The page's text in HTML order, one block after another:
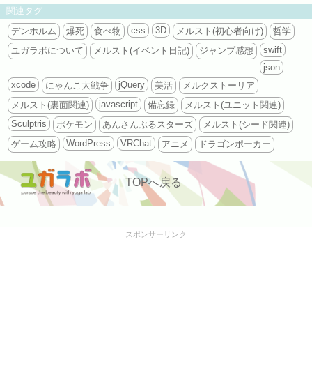
関連タグ
デンホルム
爆死 食べ物 css 3D メルスト(初心者向け)
哲学
ユガラボについて
メルスト(イベント日記) ジャンプ感想
swift
json
xcode
にゃんこ大戦争 jQuery 美活
メルクストーリア
メルスト(裏面関連)
javascript 備忘録
メルスト(ユニット関連)
Sculptris
ポケモン あんさんぶるスターズ
メルスト(シード関連)
ゲーム攻略
WordPress VRChat アニメ ドラゴンポーカー
TOPへ戻る
スポンサーリンク